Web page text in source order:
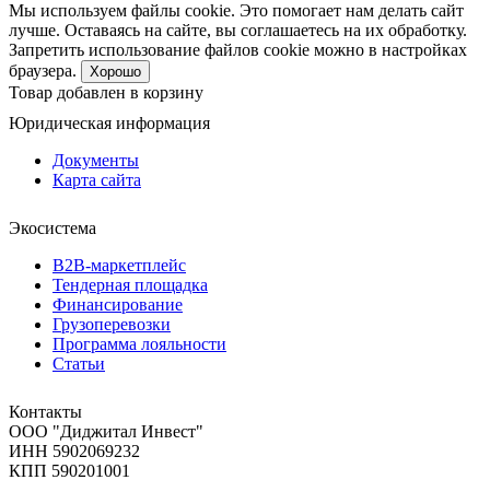
Мы используем файлы cookie. Это помогает нам делать сайт
лучше. Оставаясь на сайте, вы соглашаетесь на их обработку.
Запретить использование файлов cookie можно в настройках
браузера.
Хорошо
Товар добавлен в корзину
Юридическая информация
Документы
Карта сайта
Экосистема
B2B‑маркетплейс
Тендерная площадка
Финансирование
Грузоперевозки
Программа лояльности
Статьи
Контакты
ООО "Диджитал Инвест"
ИНН 5902069232
КПП 590201001